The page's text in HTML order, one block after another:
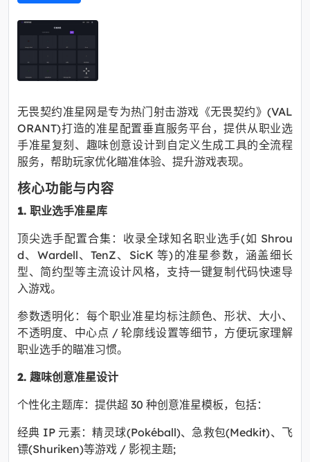
无畏契约准星网是专为热门射击游戏《无畏契约》(VAL
ORANT)打造的准星配置垂直服务平台，提供从职业选
手准星复刻、趣味创意设计到自定义生成工具的全流程
服务，帮助玩家优化瞄准体验、提升游戏表现。
核心功能与内容
1. 职业选手准星库
顶尖选手配置合集：收录全球知名职业选手(如 Shrou
d、Wardell、TenZ、SicK 等)的准星参数，涵盖细长
型、简约型等主流设计风格，支持一键复制代码快速导
入游戏。
参数透明化：每个职业准星均标注颜色、形状、大小、
不透明度、中心点 / 轮廓线设置等细节，方便玩家理解
职业选手的瞄准习惯。
2. 趣味创意准星设计
个性化主题库：提供超 30 种创意准星模板，包括：
经典 IP 元素：精灵球(Pokéball)、急救包(Medkit)、飞
镖(Shuriken)等游戏 / 影视主题;